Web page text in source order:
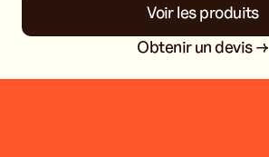
Voir les produits
Obtenir un devis →